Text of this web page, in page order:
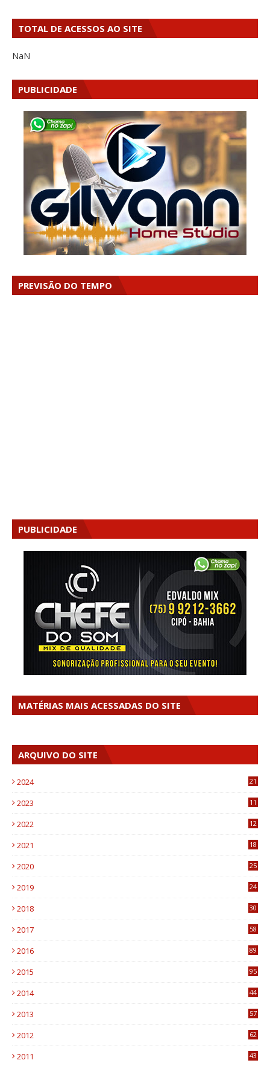
TOTAL DE ACESSOS AO SITE
NaN
PUBLICIDADE
PREVISÃO DO TEMPO
PUBLICIDADE
MATÉRIAS MAIS ACESSADAS DO SITE
ARQUIVO DO SITE
2024 21
2023
11
2022
12
2021
18
2020
25
2019
24
2018
30
2017
58
2016
89
2015
95
2014
44
2013
57
2012
62
2011
43